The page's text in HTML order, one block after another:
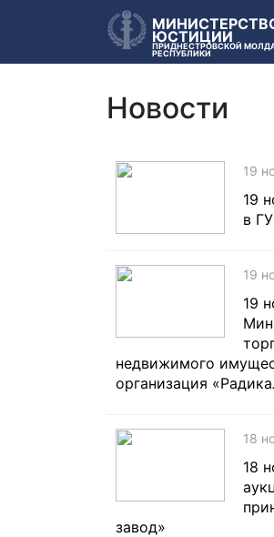
ЮСТИЦИИ
ПРИДНЕСТРОВСКОЙ
РЕСПУБЛИКИ
Новости
19
19
в
19
19
недвижимого
организация
18
18
завод»